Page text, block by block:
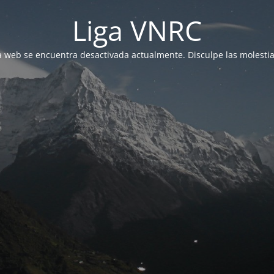
Liga VNRC
web se encuentra desactivada actualmente. Disculpe las